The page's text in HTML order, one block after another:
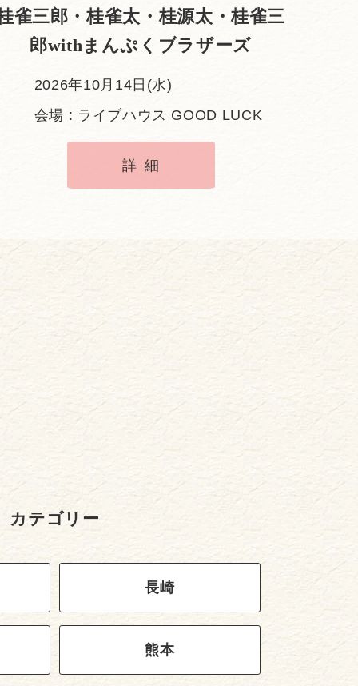
雀三郎・桂雀太・桂源太・桂雀三
郎withまんぷくブラザーズ
2026年10月14日(水)
会場 : ライブハウス GOOD LUCK
詳細
カテゴリー
長崎
熊本